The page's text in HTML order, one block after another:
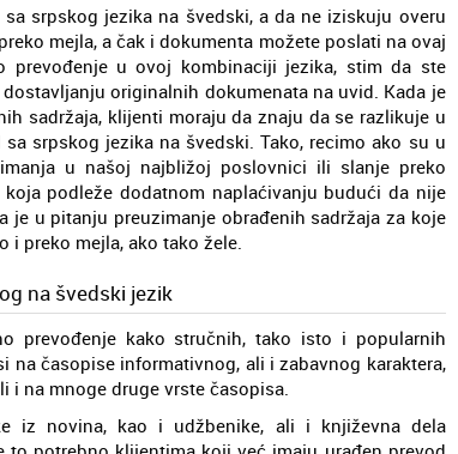
srpskog jezika na švedski, a da ne iziskuju overu
mejla, a čak i dokumenta možete poslati na ovaj
prevođenje u ovoj kombinaciji jezika, stim da ste
originalnih dokumenata na uvid. Kada je
sadržaja, klijenti moraju da znaju da se razlikuje u
srpskog jezika na švedski. Tako, recimo ako su u
u našoj najbližoj poslovnici ili slanje preko
podleže dodatnom naplaćivanju budući da nije
je u pitanju preuzimanje obrađenih sadržaja za koje
i preko mejla, ako tako žele.
na švedski jezik
prevođenje kako stručnih, tako isto i popularnih
na časopise informativnog, ali i zabavnog karaktera,
i na mnoge druge vrste časopisa.
iz novina, kao i udžbenike, ali i književna dela